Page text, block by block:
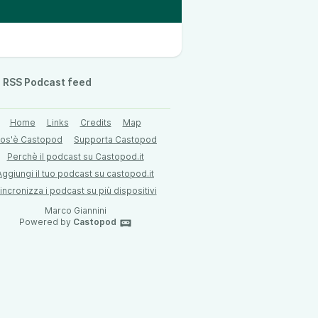
RSS Podcast feed
Home Links Credits
Map
Castopod
Supporta Castopod
Perchè il podcast su Castopod.it
il tuo podcast su castopod.it
i podcast su più dispositivi
Marco Giannini
Powered by Castopod